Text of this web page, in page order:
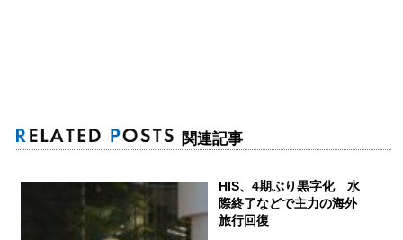
関連記事
HIS、4期ぶり黒字化 水
際終了などで主力の海外
旅行回復